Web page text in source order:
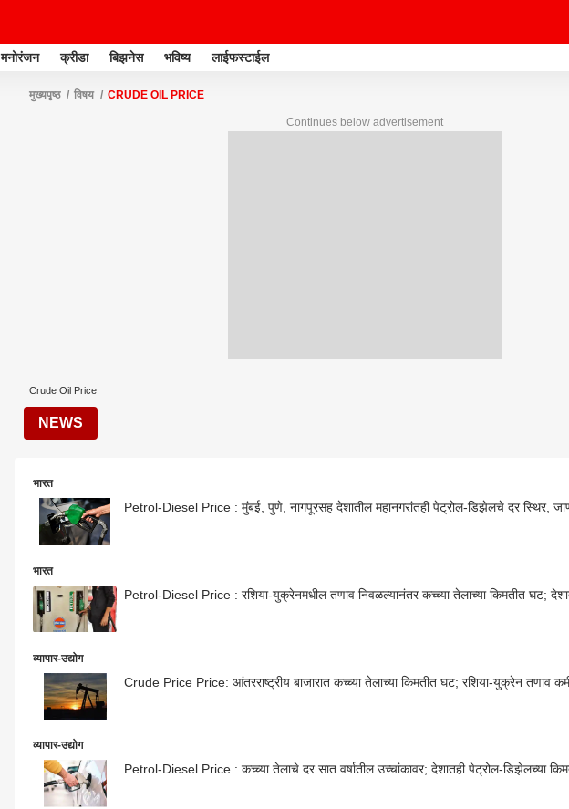
मनोरंजन क्रीडा बिझनेस भविष्य लाईफस्टाईल
मुख्यपृष्ठ विषय CRUDE OIL PRICE
Continues below advertisement
Crude Oil Price
NEWS
भारत
Petrol-Diesel Price : मुंबई, पुणे, नागपूरसह देशातील महानगरांतही पेट्रोल-डिझेलचे दर स्थिर,
भारत
Petrol-Diesel Price : रशिया-युक्रेनमधील तणाव निवळल्यानंतर कच्च्या तेलाच्या किमतीत घट;
व्यापार-उद्योग
Crude Price Price: आंतरराष्ट्रीय बाजारात कच्च्या तेलाच्या किमतीत घट; रशिया-युक्रेन तणाव कमी
व्यापार-उद्योग
Petrol-Diesel Price : कच्च्या तेलाचे दर सात वर्षातील उच्चांकावर; देशातही पेट्रोल-डिझेलच्या